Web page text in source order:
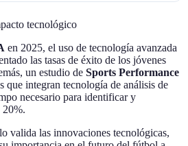
tecnológico
en 2025, el uso de tecnología avanzada
las tasas de éxito de los jóvenes
un estudio de Sports Performance
que integran tecnología de análisis de
necesario para identificar y
20%.
valida las innovaciones tecnológicas,